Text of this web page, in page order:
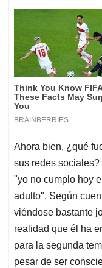
Ahora bien, ¿qué
sus redes
"yo no cumplo hoy
adulto". Según
viéndose bastante
realidad que él ha
para la segunda
pesar de ser